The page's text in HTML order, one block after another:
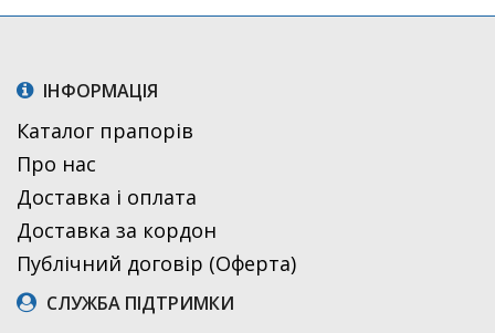
ІНФОРМАЦІЯ
Каталог прапорів
Про нас
Доставка і оплата
Доставка за кордон
Публічний договір (Оферта)
СЛУЖБА ПІДТРИМКИ